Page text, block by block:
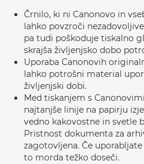
Črnilo, ki ni Canonovo in
lahko povzroči
pa tudi poškoduje tiskalno
skrajša življenjsko dobo
Uporaba Canonovih
lahko potrošni material
življenjski dobi.
Med tiskanjem s
najtanjše linije na papirju
vedno kakovostne in svetle
Pristnost dokumenta za
zagotovljena. Če
to morda težko doseči.